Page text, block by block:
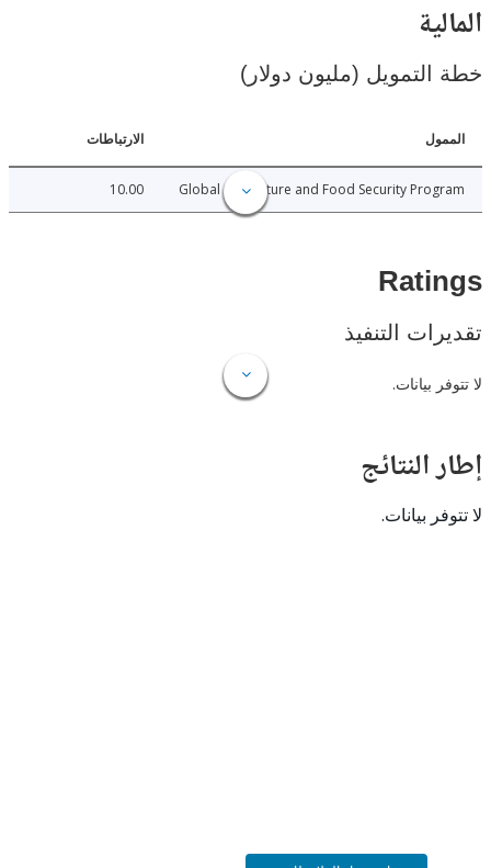
(مليون دولار)
الارتباطات
Global Agriculture and Food Security
10.00
التنفيذ
بيانات.
بيانات.